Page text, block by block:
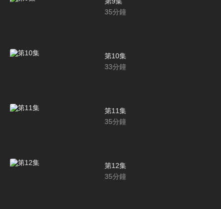
35分鐘
第10集
33分鐘
第11集
35分鐘
第12集
35分鐘